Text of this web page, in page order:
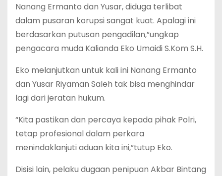
Nanang Ermanto dan Yusar, diduga terlibat
dalam pusaran korupsi sangat kuat. Apalagi ini
berdasarkan putusan pengadilan,”ungkap
pengacara muda Kalianda Eko Umaidi S.Kom S.H.
Eko melanjutkan untuk kali ini Nanang Ermanto
dan Yusar Riyaman Saleh tak bisa menghindar
lagi dari jeratan hukum.
“Kita pastikan dan percaya kepada pihak Polri,
tetap profesional dalam perkara
menindaklanjuti aduan kita ini,”tutup Eko.
Disisi lain, pelaku dugaan penipuan Akbar Bintang